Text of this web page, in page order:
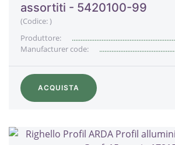
assortiti - 5420100-99
(Codice:)
Produttore:
Manufacturer code:
ACQUISTA